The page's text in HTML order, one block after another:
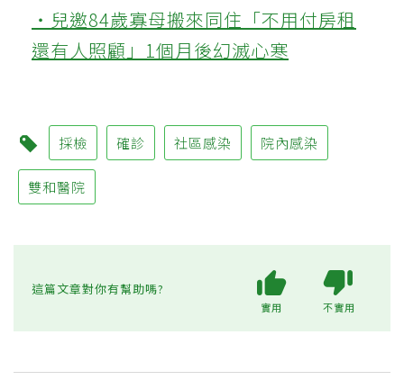
‧兒邀84歲寡母搬來同住「不用付房租
還有人照顧」1個月後幻滅心寒
採檢 確診 社區感染 院內感染
雙和醫院
這篇文章對你有幫助嗎?
實用 不實用